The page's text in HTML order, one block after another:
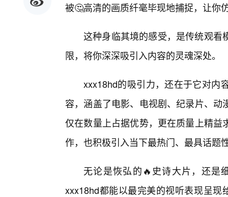
被🤔高清的画质纤毫毕现地捕捉，让你
这种身临其境的感受，是传统观看
限，将你深深吸引入内容的灵魂深处。
xxx18hd的吸引力，还在于它对内
容，涵盖了电影、电视剧、纪录片、
仅在数量上占据优势，更在质量上精
作，也积极引入当下最热门、最具话题
无论是恢弘的🔥史诗大片，还是
xxx18hd都能以最完美的视听表现呈